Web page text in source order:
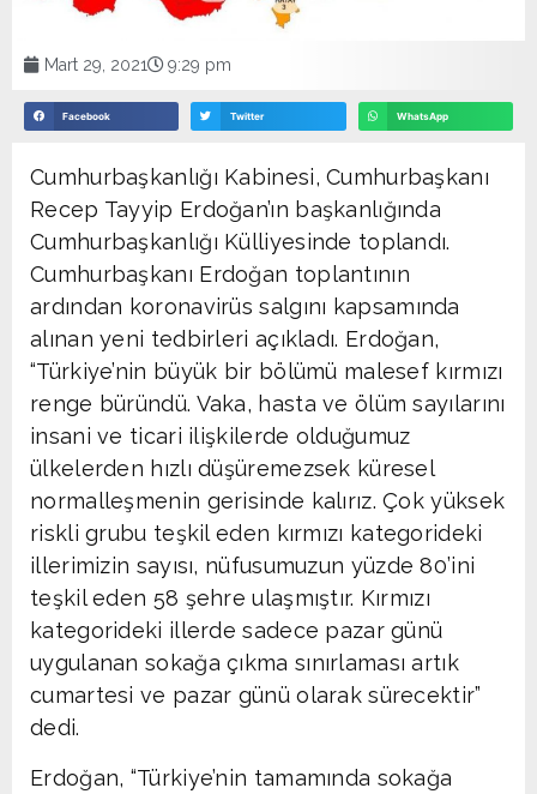
Mart 29, 2021 9:29 pm
Facebook Twitter WhatsApp
Cumhurbaşkanlığı Kabinesi, Cumhurbaşkanı
Recep Tayyip Erdoğan’ın başkanlığında
Cumhurbaşkanlığı Külliyesinde toplandı.
Cumhurbaşkanı Erdoğan toplantının
ardından koronavirüs salgını kapsamında
alınan yeni tedbirleri açıkladı. Erdoğan,
“Türkiye’nin büyük bir bölümü malesef kırmızı
renge büründü. Vaka, hasta ve ölüm sayılarını
insani ve ticari ilişkilerde olduğumuz
ülkelerden hızlı düşüremezsek küresel
normalleşmenin gerisinde kalırız. Çok yüksek
riskli grubu teşkil eden kırmızı kategorideki
illerimizin sayısı, nüfusumuzun yüzde 80’ini
teşkil eden 58 şehre ulaşmıştır. Kırmızı
kategorideki illerde sadece pazar günü
uygulanan sokağa çıkma sınırlaması artık
cumartesi ve pazar günü olarak sürecektir”
dedi.
Erdoğan, “Türkiye’nin tamamında sokağa